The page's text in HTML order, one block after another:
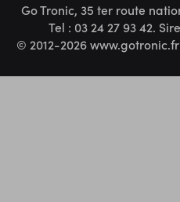
Go Tronic, 35 ter route
Tel : 03 24 27 93 42.
© 2012-2026